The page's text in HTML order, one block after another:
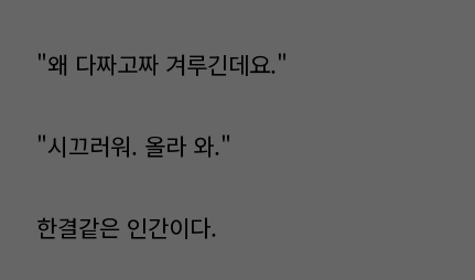
"왜 다짜고짜 겨루긴데요."
"시끄러워. 올라 와."
한결같은 인간이다.